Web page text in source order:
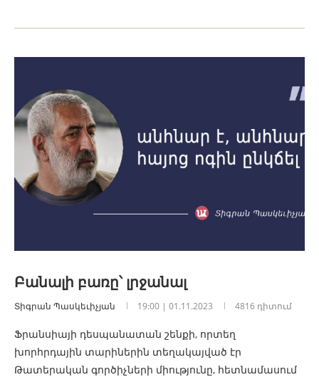
Բանալի բառը՝ լրջանալ
Տիգրան Պասկեւիչյան 19:00 | 01.11.2023 4816 դիտում
Ֆրանսիայի դեսպանատան շենքի, որտեղ
խորհրդային տարիներին տեղակայված էր
Թատերական գործիչների միությունը, հետնամասում